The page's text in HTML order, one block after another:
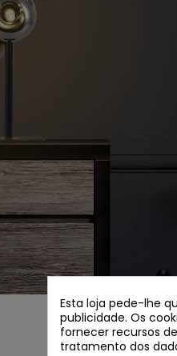
Esta loja pede-lhe
publicidade. Os
fornecer recursos
tratamento dos